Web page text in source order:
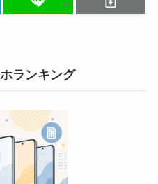
ランキング